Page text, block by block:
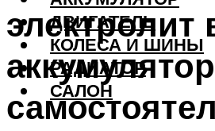
ДВИГАТЕЛЬ
КОЛЕСА И ШИНЫ
РАДИАТОР
САЛОН
электролит